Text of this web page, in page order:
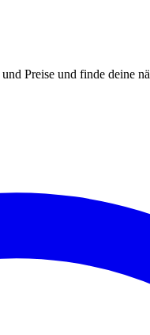
Preise und finde deine